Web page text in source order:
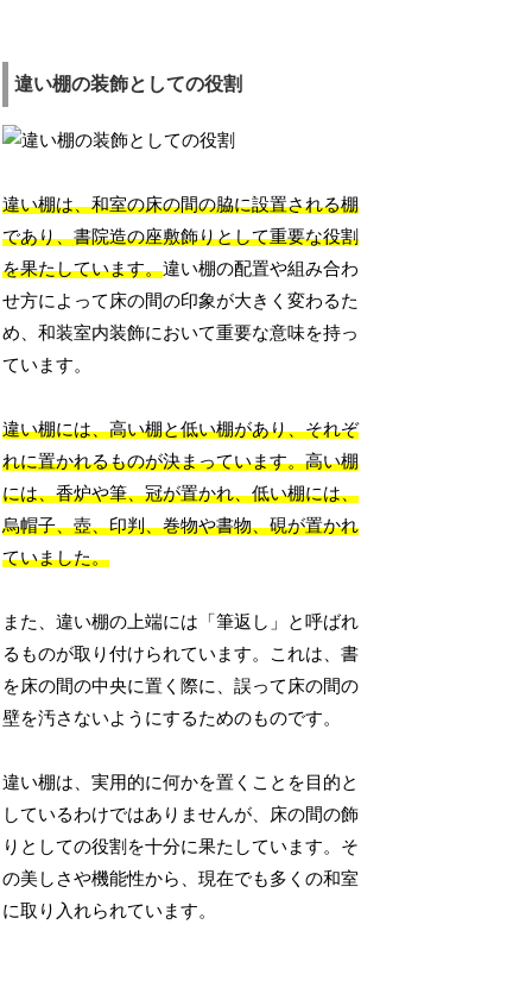
違い棚の装飾としての役割
違い棚は、和室の床の間の脇に設置される棚
であり、書院造の座敷飾りとして重要な役割
を果たしています。違い棚の配置や組み合わ
せ方によって床の間の印象が大きく変わるた
め、和装室内装飾において重要な意味を持っ
ています。
違い棚には、高い棚と低い棚があり、それぞ
れに置かれるものが決まっています。高い棚
には、香炉や筆、冠が置かれ、低い棚には、
烏帽子、壺、印判、巻物や書物、硯が置かれ
ていました。
また、違い棚の上端には「筆返し」と呼ばれ
るものが取り付けられています。これは、書
を床の間の中央に置く際に、誤って床の間の
壁を汚さないようにするためのものです。
違い棚は、実用的に何かを置くことを目的と
しているわけではありませんが、床の間の飾
りとしての役割を十分に果たしています。そ
の美しさや機能性から、現在でも多くの和室
に取り入れられています。